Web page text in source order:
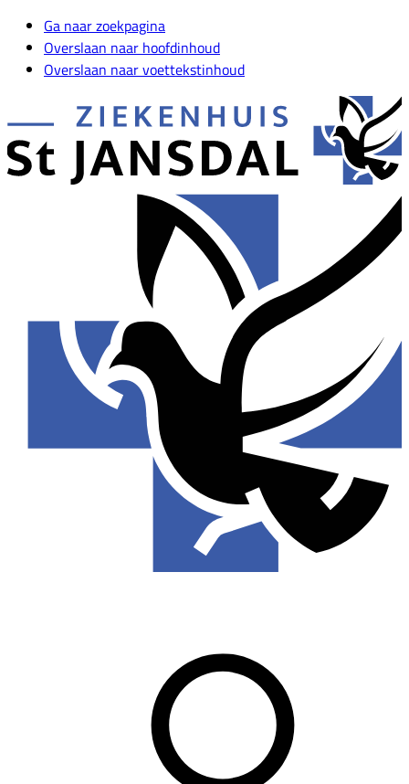
Ga naar zoekpagina
Overslaan naar hoofdinhoud
Overslaan naar voettekstinhoud